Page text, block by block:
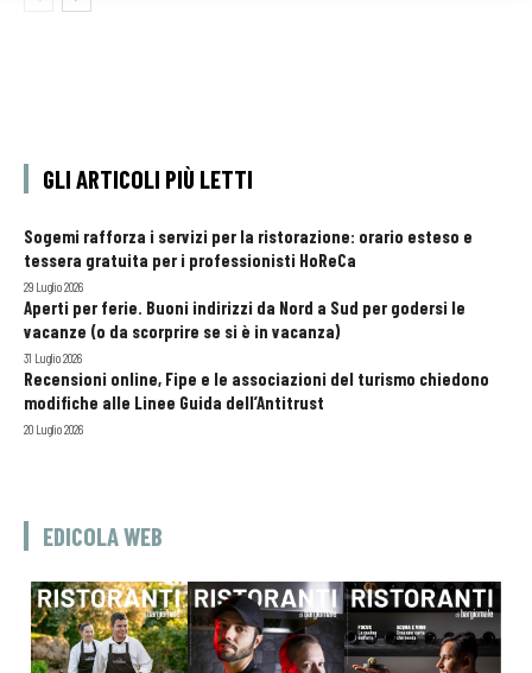
GLI ARTICOLI PIÙ LETTI
Sogemi rafforza i servizi per la ristorazione: orario esteso e
tessera gratuita per i professionisti HoReCa
29 Luglio 2026
Aperti per ferie. Buoni indirizzi da Nord a Sud per godersi le
vacanze (o da scorprire se si è in vacanza)
31 Luglio 2026
Recensioni online, Fipe e le associazioni del turismo chiedono
modifiche alle Linee Guida dell’Antitrust
20 Luglio 2026
EDICOLA WEB